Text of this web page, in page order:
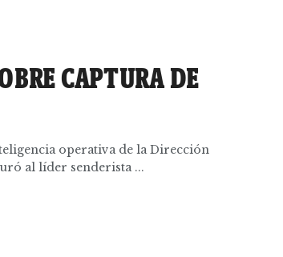
CAPTURA DE
operativa de la Dirección
al líder senderista ...